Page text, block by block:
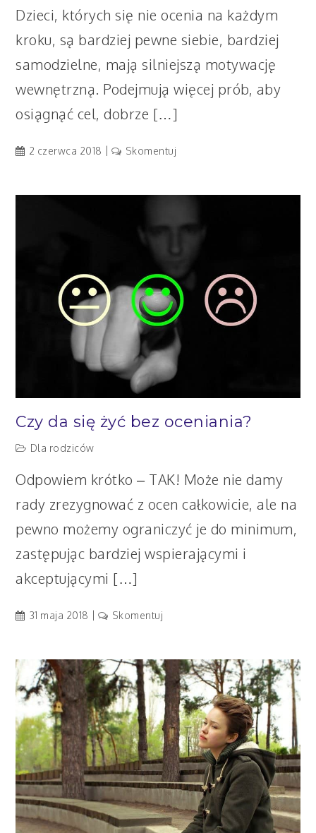
Dzieci, których się nie ocenia na każdym
kroku, są bardziej pewne siebie, bardziej
samodzielne, mają silniejszą motywację
wewnętrzną. Podejmują więcej prób, aby
osiągnąć cel, dobrze […]
2 czerwca 2018 Skomentuj
oceniania?
Czy da się żyć bez oceniania?
Dla rodziców
Odpowiem krótko – TAK! Może nie damy
rady zrezygnować z ocen całkowicie, ale na
pewno możemy ograniczyć je do minimum,
zastępując bardziej wspierającymi i
akceptującymi […]
31 maja 2018 Skomentuj
się
żyć
bez
oceniania?